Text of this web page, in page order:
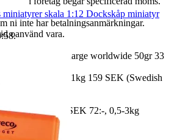
ni inte har betalningsanmärkningar.
oanvänd vara.
Freightcharge worldwide 50gr 33
0,5kg 109 SEK, 1kg 159 SEK (Swedish
35x24x13 SEK 72:-, 0,5-3kg
144:-
miniatyrer skala 1:12 Dockskåp miniatyr
.